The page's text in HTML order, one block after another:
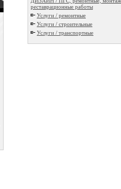
реставрационные работы
Услуги / ремонтные
Услуги / строительные
Услуги / транспортные